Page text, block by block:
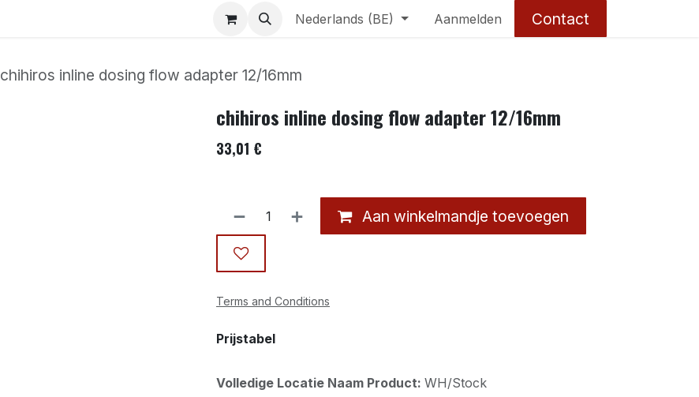
Nederlands (BE) Aanmelden Contact
chihiros inline dosing flow adapter 12/16mm
chihiros inline dosing flow adapter 12/16mm
33,01 €
Aan winkelmandje toevoegen
Terms and Conditions
Prijstabel
Volledige Locatie Naam Product: WH/Stock